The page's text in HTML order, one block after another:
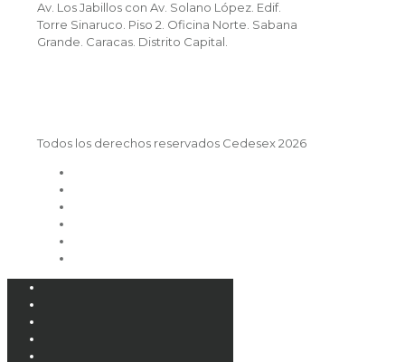
Av. Los Jabillos con Av. Solano López. Edif.
Torre Sinaruco. Piso 2. Oficina Norte. Sabana
Grande. Caracas. Distrito Capital.
Todos los derechos reservados Cedesex 2026